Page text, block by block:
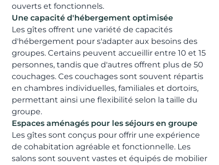
ouverts et fonctionnels.
Une capacité d'hébergement optimisée
Les gîtes offrent une variété de capacités
d'hébergement pour s'adapter aux besoins des
groupes. Certains peuvent accueillir entre 10 et 15
personnes, tandis que d'autres offrent plus de 50
couchages. Ces couchages sont souvent répartis
en chambres individuelles, familiales et dortoirs,
permettant ainsi une flexibilité selon la taille du
groupe.
Espaces aménagés pour les séjours en groupe
Les gîtes sont conçus pour offrir une expérience
de cohabitation agréable et fonctionnelle. Les
salons sont souvent vastes et équipés de mobilier